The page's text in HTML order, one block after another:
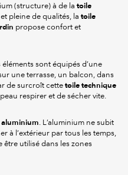
(structure) à de la toile
pleine de qualités, la toile
propose confort et
éléments sont équipés d’une
une terrasse, un balcon, dans
de surcroît cette toile technique
respirer et de sécher vite.
aluminium. L’aluminium ne subit
à l’extérieur par tous les temps,
être utilisé dans les zones